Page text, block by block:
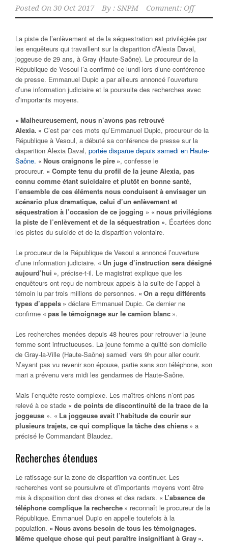
Posted On 30 Oct 2017 By : SNPM Comment: Off
La piste de l’enlèvement et de la séquestration est privilégiée par
les enquêteurs qui travaillent sur la disparition d’Alexia Daval,
joggeuse de 29 ans, à Gray (Haute-Saône). Le procureur de la
République de Vesoul l’a confirmé ce lundi lors d’une conférence
de presse. Emmanuel Dupic a par ailleurs annoncé l’ouverture
d’une information judiciaire et la poursuite des recherches avec
d’importants moyens.
« Malheureusement, nous n’avons pas retrouvé
Alexia. » C’est par ces mots qu’Emmanuel Dupic, procureur de la
République à Vesoul, a débuté sa conférence de presse sur la
disparition Alexia Daval, portée disparue depuis samedi en Haute-
Saône. « Nous craignons le pire », confesse le
procureur. « Compte tenu du profil de la jeune Alexia, pas
connu comme étant suicidaire et plutôt en bonne santé,
l’ensemble de ces éléments nous conduisent à envisager un
scénario plus dramatique, celui d’un enlèvement et
séquestration à l’occasion de ce jogging » « nous privilégions
la piste de l’enlèvement et de la séquestration ». Écartées donc
les pistes du suicide et de la disparition volontaire.
Le procureur de la République de Vesoul a annoncé l’ouverture
d’une information judiciaire. « Un juge d’instruction sera désigné
aujourd’hui », précise-t-il. Le magistrat explique que les
enquêteurs ont reçu de nombreux appels à la suite de l’appel à
témoin lu par trois millions de personnes. « On a reçu différents
types d’appels » déclare Emmanuel Dupic. Ce dernier ne
confirme « pas le témoignage sur le camion blanc ».
Les recherches menées depuis 48 heures pour retrouver la jeune
femme sont infructueuses. La jeune femme a quitté son domicile
de Gray-la-Ville (Haute-Saône) samedi vers 9h pour aller courir.
N’ayant pas vu revenir son épouse, partie sans son téléphone, son
mari a prévenu vers midi les gendarmes de Haute-Saône.
Mais l’enquête reste complexe. Les maîtres-chiens n’ont pas
relevé à ce stade « de points de discontinuité de la trace de la
joggeuse ». « La joggeuse avait l’habitude de courir sur
plusieurs trajets, ce qui complique la tâche des chiens » a
précisé le Commandant Blaudez.
Recherches étendues
Le ratissage sur la zone de disparition va continuer. Les
recherches vont se poursuivre et d’importants moyens vont être
mis à disposition dont des drones et des radars. « L’absence de
téléphone complique la recherche » reconnaît le procureur de la
République. Emmanuel Dupic en appelle toutefois à la
population. « Nous avons besoin de tous les témoignages.
Même quelque chose qui peut paraître insignifiant à Gray ».